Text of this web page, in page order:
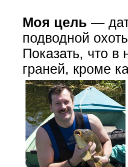
Моя цель —
подводной
Показать, что в
граней, кроме